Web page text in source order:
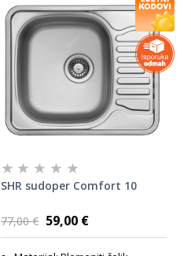
SHR sudoper Comfort 10
77,00 € 59,00 €